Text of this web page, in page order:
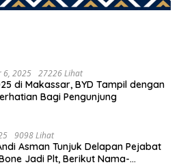
6, 2025 27226 Lihat
di Makassar, BYD Tampil dengan
Bagi Pengunjung
9098 Lihat
Asman Tunjuk Delapan Pejabat
Jadi Plt, Berikut Nama-